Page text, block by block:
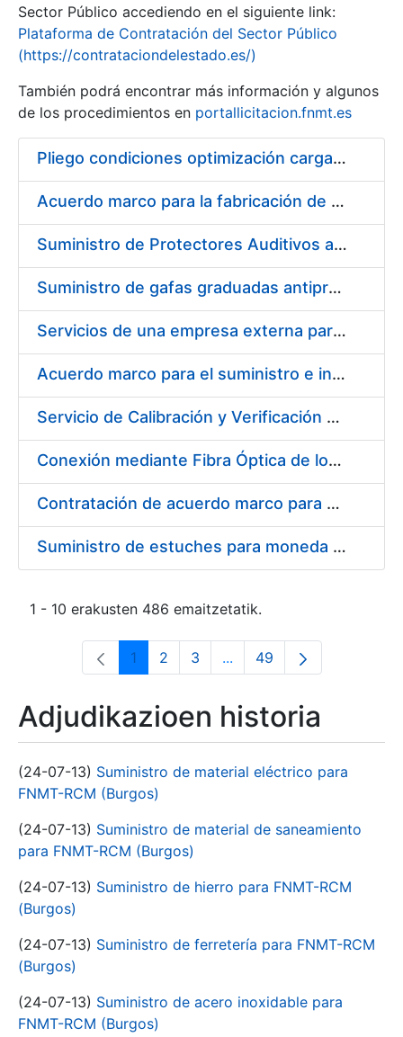
Erakutsi/Ezkutatu
Sector Público accediendo en el siguiente link:
Plataforma de Contratación del Sector Público
(https://contrataciondelestado.es/)
También podrá encontrar más información y algunos
de los procedimientos en portallicitacion.fnmt.es
Pliego condiciones optimización cargas compras firmado
Acuerdo marco para la fabricación de piezas
Suministro de Protectores Auditivos a medida para las personas trabajadoras de los Centros de Trabajo de Madrid y Burgos
Suministro de gafas graduadas antiproyecciones para los trabajadores de la FNMT-RCM en los centros de trabajo de Madrid y Burgos
Servicios de una empresa externa para el asesoramiento y resolución de los recursos de alzada que se presentan relacionados con procesos de selección para la FNMT-RCM
Acuerdo marco para el suministro e instalación de persianas, estores y otros complementos
Servicio de Calibración y Verificación Externa de los Equipos de Medición del Servicio de Prevención de la FNMT-RCM
Conexión mediante Fibra Óptica de los Centros de Proceso de Datos (CPDs) de las sedes de la FNMT-RCM de Burgos y Madrid
Contratación de acuerdo marco para el Suministro de Material de Electricidad para la Fábrica Nacional de Moneda y Timbre-Real Casa de la Moneda en su centro de trabajo de Burgos
Suministro de estuches para moneda de 30 €
1 - 10 erakusten 486 emaitzetatik.
Orrialdea
1 Orrialdea
2 Orrialdea
3 ...Intermediate Pages Use
Orrialdea
49
Adjudikazioen historia
(24-07-13) Suministro de material eléctrico para
FNMT-RCM (Burgos)
(24-07-13) Suministro de material de saneamiento
para FNMT-RCM (Burgos)
(24-07-13) Suministro de hierro para FNMT-RCM
(Burgos)
(24-07-13) Suministro de ferretería para FNMT-RCM
(Burgos)
(24-07-13) Suministro de acero inoxidable para
FNMT-RCM (Burgos)